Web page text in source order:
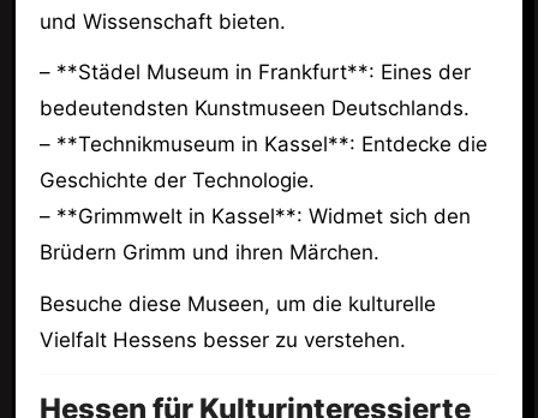
und Wissenschaft bieten.
– **Städel Museum in Frankfurt**: Eines der
bedeutendsten Kunstmuseen Deutschlands.
– **Technikmuseum in Kassel**: Entdecke die
Geschichte der Technologie.
– **Grimmwelt in Kassel**: Widmet sich den
Brüdern Grimm und ihren Märchen.
Besuche diese Museen, um die kulturelle
Vielfalt Hessens besser zu verstehen.
Hessen für Kulturinteressierte